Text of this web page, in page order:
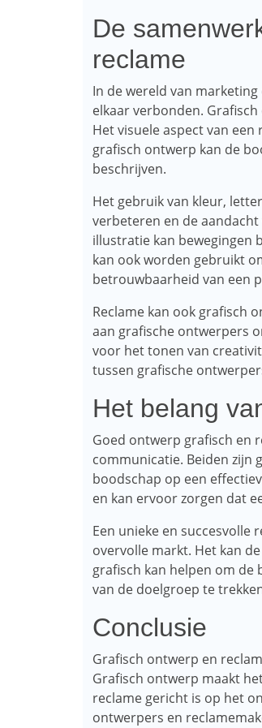
De
reclame
In de wereld van
elkaar verbonden.
Het visuele aspect van
grafisch ontwerp kan de
beschrijven.
Het gebruik van kleur,
verbeteren en de
illustratie kan bewegingen
kan ook worden gebruikt
betrouwbaarheid van een
Reclame kan ook grafisch
aan grafische ontwerpers
voor het tonen van
tussen grafische
Het belang
Goed ontwerp grafisch en
communicatie. Beiden zijn
boodschap op een
en kan ervoor zorgen dat
Een unieke en
overvolle markt. Het kan
grafisch kan helpen om
van de doelgroep te
Conclusie
Grafisch ontwerp en
Grafisch ontwerp maakt
reclame gericht is op het
ontwerpers en